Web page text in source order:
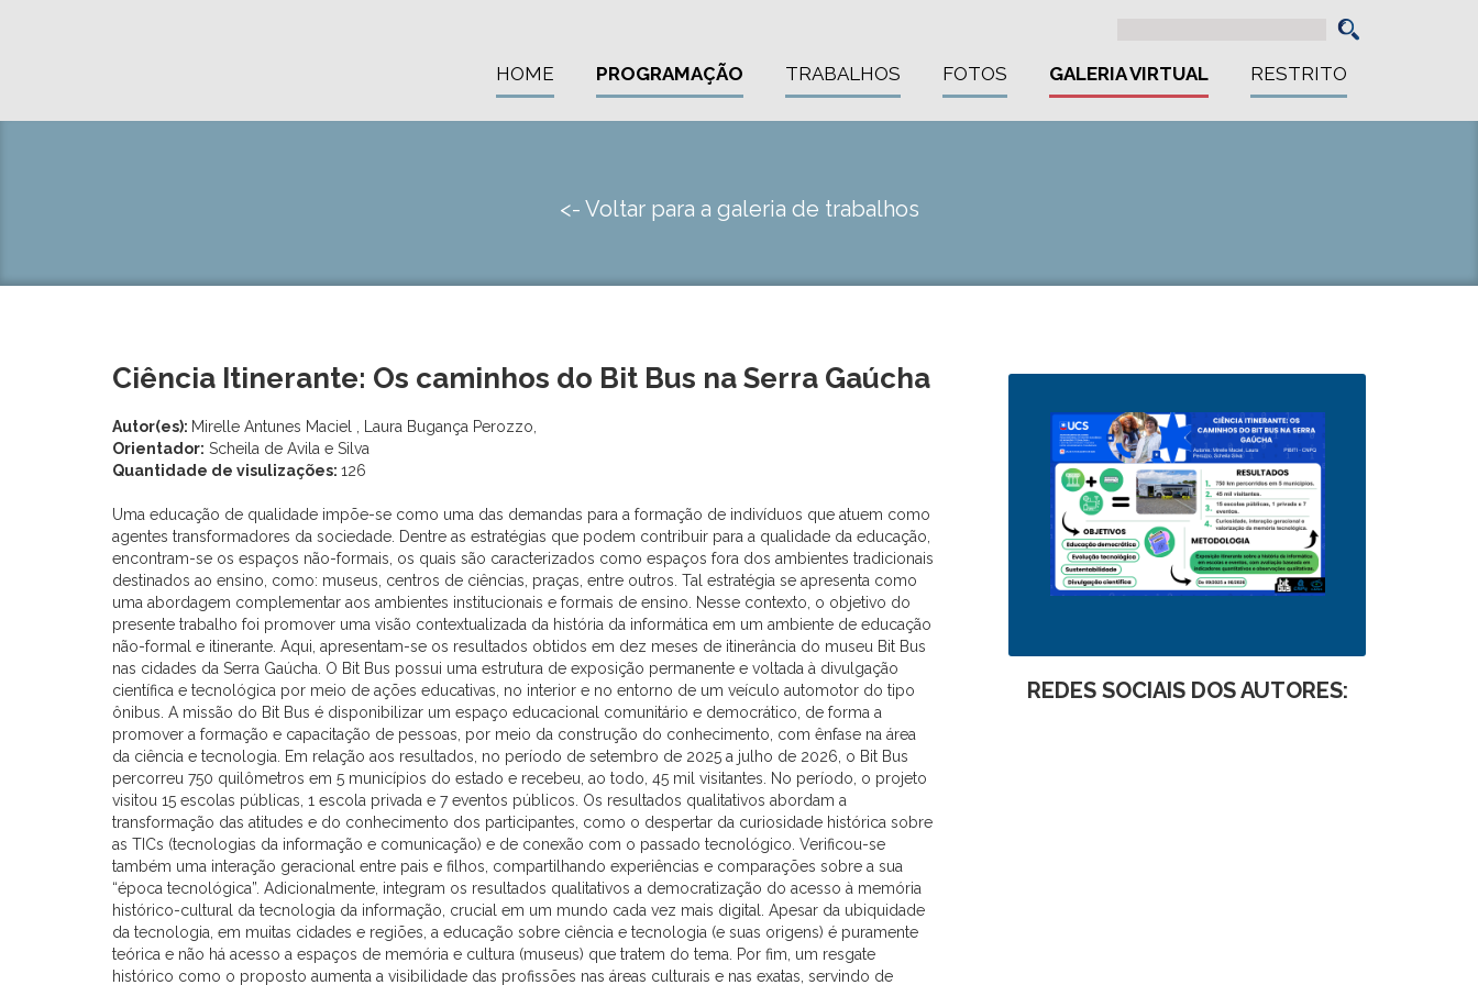
HOME PROGRAMAÇÃO TRABALHOS FOTOS GALERIA VIRTUAL RESTRITO
<- Voltar para a galeria de trabalhos
Ciência Itinerante: Os caminhos do Bit Bus na Serra Gaúcha
Autor(es): Mirelle Antunes Maciel , Laura Bugança Perozzo,
Orientador: Scheila de Avila e Silva
Quantidade de visulizações: 126
Uma educação de qualidade impõe-se como uma das demandas para a formação de indivíduos que atuem como
agentes transformadores da sociedade. Dentre as estratégias que podem contribuir para a qualidade da educação,
encontram-se os espaços não-formais, os quais são caracterizados como espaços fora dos ambientes tradicionais
destinados ao ensino, como: museus, centros de ciências, praças, entre outros. Tal estratégia se apresenta como
uma abordagem complementar aos ambientes institucionais e formais de ensino. Nesse contexto, o objetivo do
presente trabalho foi promover uma visão contextualizada da história da informática em um ambiente de educação
não-formal e itinerante. Aqui, apresentam-se os resultados obtidos em dez meses de itinerância do museu Bit Bus
nas cidades da Serra Gaúcha. O Bit Bus possui uma estrutura de exposição permanente e voltada à divulgação
científica e tecnológica por meio de ações educativas, no interior e no entorno de um veículo automotor do tipo
ônibus. A missão do Bit Bus é disponibilizar um espaço educacional comunitário e democrático, de forma a
promover a formação e capacitação de pessoas, por meio da construção do conhecimento, com ênfase na área
da ciência e tecnologia. Em relação aos resultados, no período de setembro de 2025 a julho de 2026, o Bit Bus
percorreu 750 quilômetros em 5 municípios do estado e recebeu, ao todo, 45 mil visitantes. No período, o projeto
visitou 15 escolas públicas, 1 escola privada e 7 eventos públicos. Os resultados qualitativos abordam a
transformação das atitudes e do conhecimento dos participantes, como o despertar da curiosidade histórica sobre
as TICs (tecnologias da informação e comunicação) e de conexão com o passado tecnológico. Verificou-se
também uma interação geracional entre pais e filhos, compartilhando experiências e comparações sobre a sua
“época tecnológica”. Adicionalmente, integram os resultados qualitativos a democratização do acesso à memória
histórico-cultural da tecnologia da informação, crucial em um mundo cada vez mais digital. Apesar da ubiquidade
da tecnologia, em muitas cidades e regiões, a educação sobre ciência e tecnologia (e suas origens) é puramente
teórica e não há acesso a espaços de memória e cultura (museus) que tratem do tema. Por fim, um resgate
histórico como o proposto aumenta a visibilidade das profissões nas áreas culturais e nas exatas, servindo de
REDES SOCIAIS DOS AUTORES: